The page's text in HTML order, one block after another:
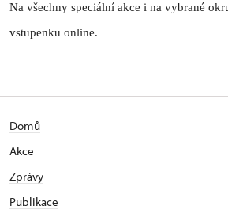
Na všechny speciální akce i na vybrané
vstupenku online.
Domů
Akce
Zprávy
Publikace